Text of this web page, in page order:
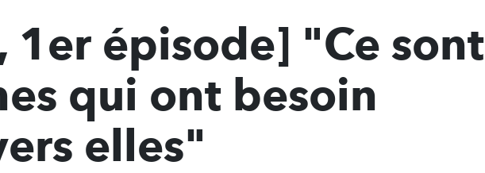
1er épisode] "Ce sont
qui ont besoin
elles"